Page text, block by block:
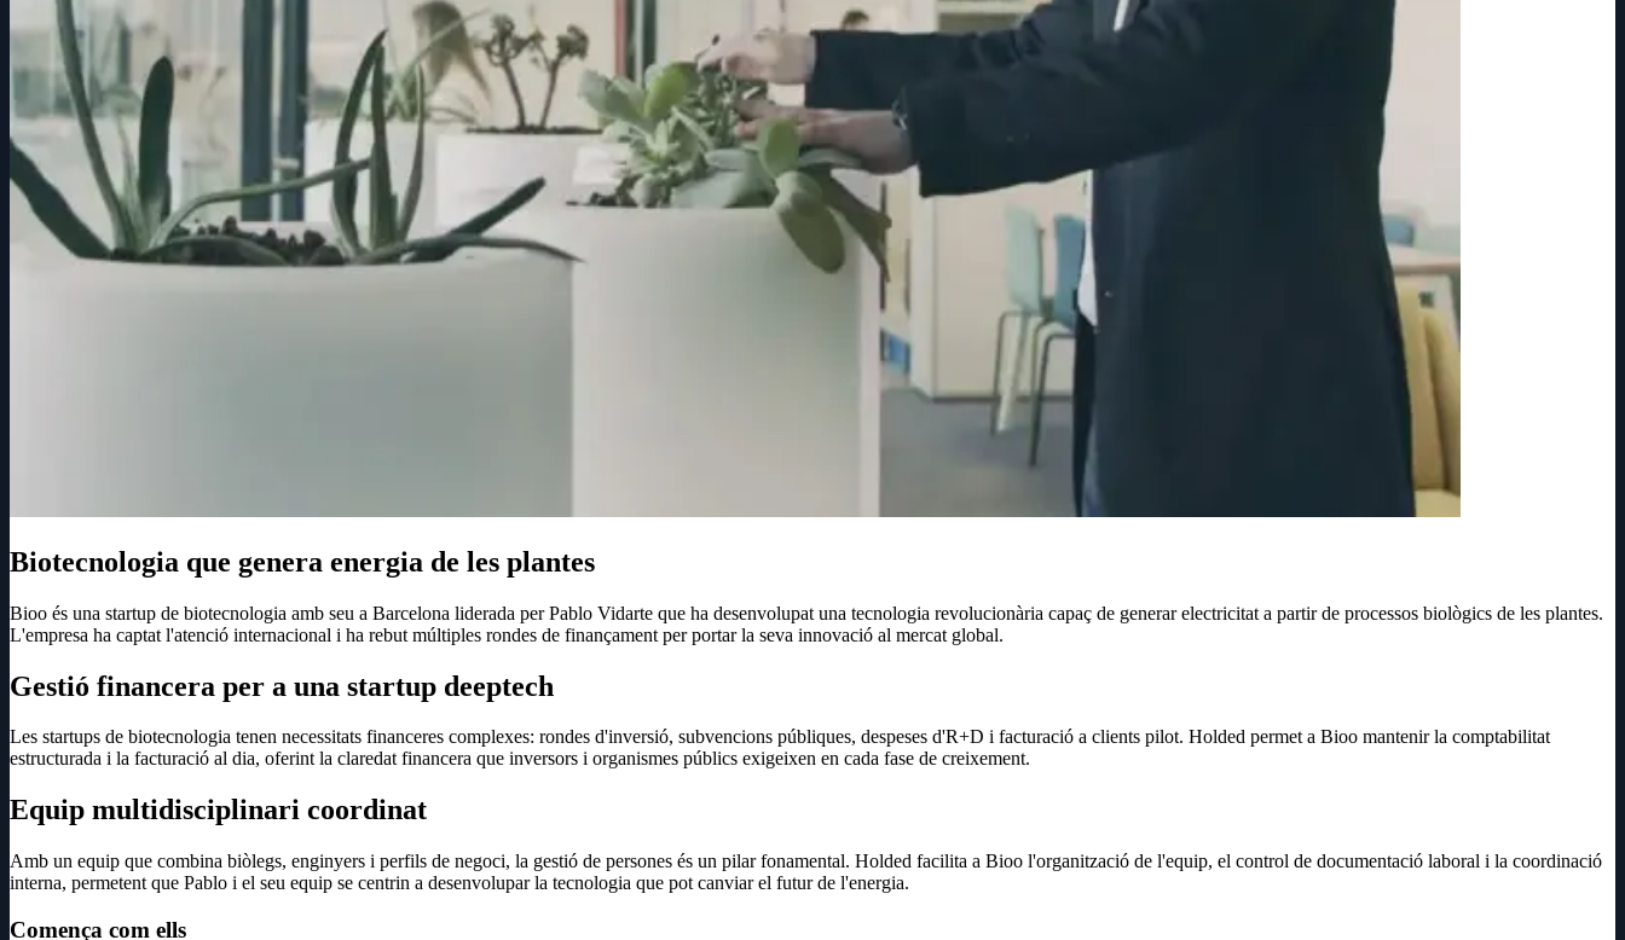
Biotecnologia que genera energia de les plantes
Bioo és una startup de biotecnologia amb seu a Barcelona liderada per Pablo Vidarte que ha desenvolupat una tecnologia revolucionària capaç de generar electricitat a partir de processos biològics de les plantes.
L'empresa ha captat l'atenció internacional i ha rebut múltiples rondes de finançament per portar la seva innovació al mercat global.
Gestió financera per a una startup deeptech
Les startups de biotecnologia tenen necessitats financeres complexes: rondes d'inversió, subvencions públiques, despeses d'R+D i facturació a clients pilot. Holded permet a Bioo mantenir la comptabilitat
estructurada i la facturació al dia, oferint la claredat financera que inversors i organismes públics exigeixen en cada fase de creixement.
Equip multidisciplinari coordinat
Amb un equip que combina biòlegs, enginyers i perfils de negoci, la gestió de persones és un pilar fonamental. Holded facilita a Bioo l'organització de l'equip, el control de documentació laboral i la coordinació
interna, permetent que Pablo i el seu equip se centrin a desenvolupar la tecnologia que pot canviar el futur de l'energia.
Comença com ells